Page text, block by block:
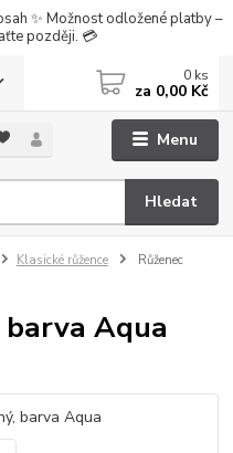
✨ Možnost odložené platby –
později. 💳
Menu
Hledat
0 ks
za 0,00 Kč
Klasické růžence
Růženec
barva Aqua